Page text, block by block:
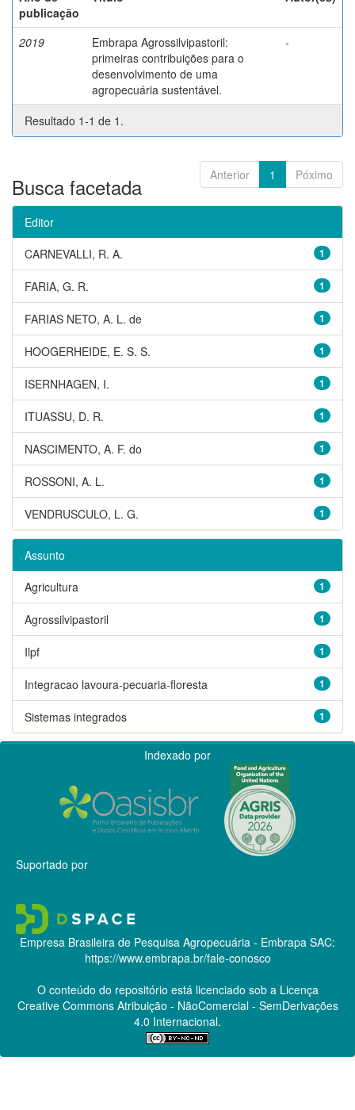
publicação
2019
Embrapa Agrossilvipastoril:
primeiras contribuições para o
desenvolvimento de uma
agropecuária sustentável.
-
Resultado 1-1 de 1.
Anterior 1 Póximo
Busca facetada
Editor
1
CARNEVALLI, R. A.
1
FARIA, G. R.
1
FARIAS NETO, A. L. de
1
HOOGERHEIDE, E. S. S.
1
ISERNHAGEN, I.
1
ITUASSU, D. R.
1
NASCIMENTO, A. F. do
1
ROSSONI, A. L.
1
VENDRUSCULO, L. G.
Assunto
1
Agricultura
1
Agrossilvipastoril
1
Ilpf
1
Integracao lavoura-pecuaria-floresta
1
Sistemas integrados
Indexado por
Suportado por
Empresa Brasileira de Pesquisa Agropecuária - Embrapa SAC:
https://www.embrapa.br/fale-conosco
O conteúdo do repositório está licenciado sob a Licença
Creative CommonsAtribuição - NãoComercial - SemDerivações
4.0 Internacional.